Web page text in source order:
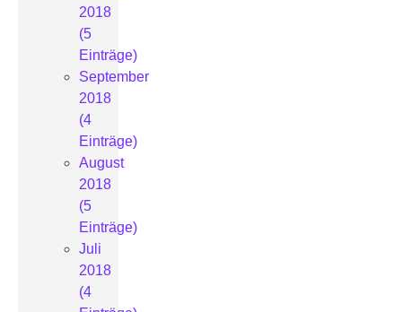
2018
(5
Einträge)
September
2018
(4
Einträge)
August
2018
(5
Einträge)
Juli
2018
(4